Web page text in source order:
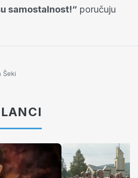
samostalnost!“ poručuju
Šeki